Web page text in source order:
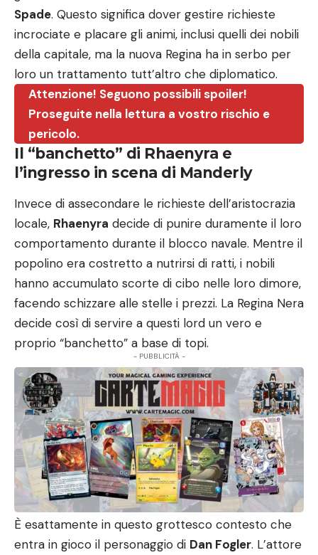
Spade. Questo significa dover gestire richieste
incrociate e placare gli animi, inclusi quelli dei nobili
della capitale, ma la nuova Regina ha in serbo per
loro un trattamento tutt’altro che diplomatico.
Attenzione! Seguono possibili spoiler!
Proseguite nella lettura a vostro rischio e
pericolo.
Il “banchetto” di Rhaenyra e
l’ingresso in scena di Manderly
Invece di assecondare le richieste dell’aristocrazia
locale, Rhaenyra decide di punire duramente il loro
comportamento durante il blocco navale. Mentre il
popolino era costretto a nutrirsi di ratti, i nobili
hanno accumulato scorte di cibo nelle loro dimore,
facendo schizzare alle stelle i prezzi. La Regina Nera
decide così di servire a questi lord un vero e
proprio “banchetto” a base di topi.
- PUBBLICITÀ -
È esattamente in questo grottesco contesto che
entra in gioco il personaggio di Dan Fogler. L’attore